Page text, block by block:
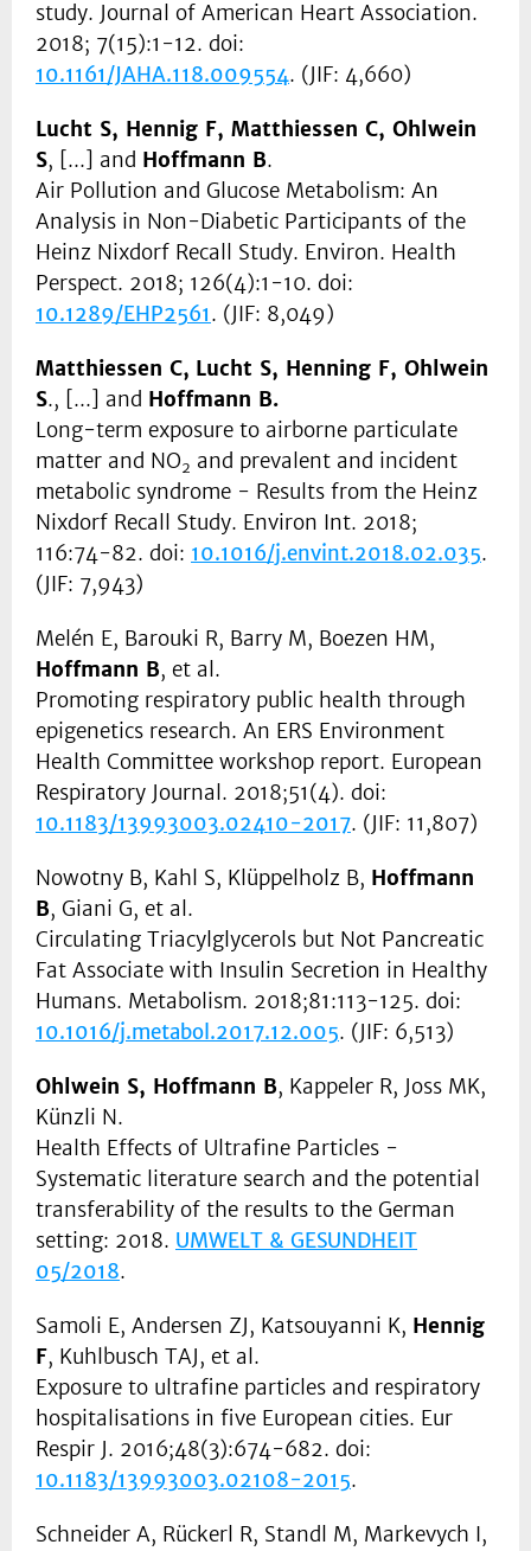
study. Journal of American Heart Association.
2018; 7(15):1-12. doi:
10.1161/JAHA.118.009554. (JIF: 4,660)
Lucht S, Hennig F, Matthiessen C, Ohlwein
S, [...] and Hoffmann B.
Air Pollution and Glucose Metabolism: An
Analysis in Non-Diabetic Participants of the
Heinz Nixdorf Recall Study. Environ. Health
Perspect. 2018; 126(4):1-10. doi:
10.1289/EHP2561. (JIF: 8,049)
Matthiessen C, Lucht S, Henning F, Ohlwein
S., [...] and Hoffmann B.
Long-term exposure to airborne particulate
matter and NO2 and prevalent and incident
metabolic syndrome - Results from the Heinz
Nixdorf Recall Study. Environ Int. 2018;
116:74-82. doi: 10.1016/j.envint.2018.02.035.
(JIF: 7,943)
Melén E, Barouki R, Barry M, Boezen HM,
Hoffmann B, et al.
Promoting respiratory public health through
epigenetics research. An ERS Environment
Health Committee workshop report. European
Respiratory Journal. 2018;51(4). doi:
10.1183/13993003.02410-2017. (JIF: 11,807)
Nowotny B, Kahl S, Klüppelholz B, Hoffmann
B, Giani G, et al.
Circulating Triacylglycerols but Not Pancreatic
Fat Associate with Insulin Secretion in Healthy
Humans. Metabolism. 2018;81:113-125. doi:
10.1016/j.metabol.2017.12.005. (JIF: 6,513)
Ohlwein S, Hoffmann B, Kappeler R, Joss MK,
Künzli N.
Health Effects of Ultrafine Particles -
Systematic literature search and the potential
transferability of the results to the German
setting: 2018. UMWELT & GESUNDHEIT
05/2018.
Samoli E, Andersen ZJ, Katsouyanni K, Hennig
F, Kuhlbusch TAJ, et al.
Exposure to ultrafine particles and respiratory
hospitalisations in five European cities. Eur
Respir J. 2016;48(3):674-682. doi:
10.1183/13993003.02108-2015.
Schneider A, Rückerl R, Standl M, Markevych I,